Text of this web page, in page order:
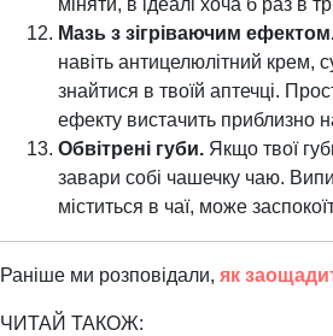
міняти, в ідеалі хоча б раз в
Мазь з зігріваючим
навіть антицелюлітний крем,
знайтися в твоїй аптечці.
ефекту вистачить приблизно
Обвітрені губи. Якщо твої
завари собі чашечку чаю.
міститься в чаї, може
Раніше ми розповідали, як
ЧИТАЙ ТАКОЖ: